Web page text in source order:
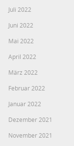
Juli 2022
Juni 2022
Mai 2022
April 2022
März 2022
Februar 2022
Januar 2022
Dezember 2021
November 2021